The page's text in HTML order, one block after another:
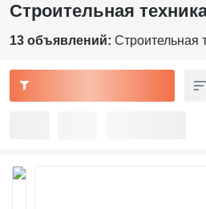
Строительная
13 объявлений: Строительная